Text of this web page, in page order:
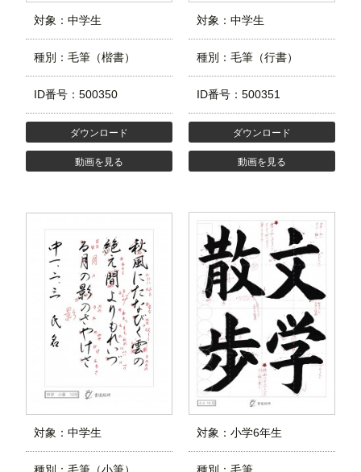
対象：中学生
種別：毛筆（楷書）
ID番号：500350
ダウンロード
動画を見る
対象：中学生
種別：毛筆（行書）
ID番号：500351
ダウンロード
動画を見る
対象：中学生 対象：小学6年生